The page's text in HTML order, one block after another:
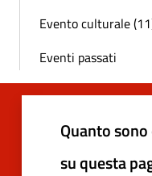
Evento culturale
Eventi passati
Quanto
su questa